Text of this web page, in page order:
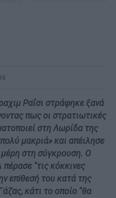
Ραΐσι στράφηκε ξανά
πως οι στρατιωτικές
στη Λωρίδα της
μακριά» και απέιλησε
στη σύγκρoυση. Ο
πέρασε "τις κόκκινες
επiθεσή του κατά της
κάτι το οποίο "θα